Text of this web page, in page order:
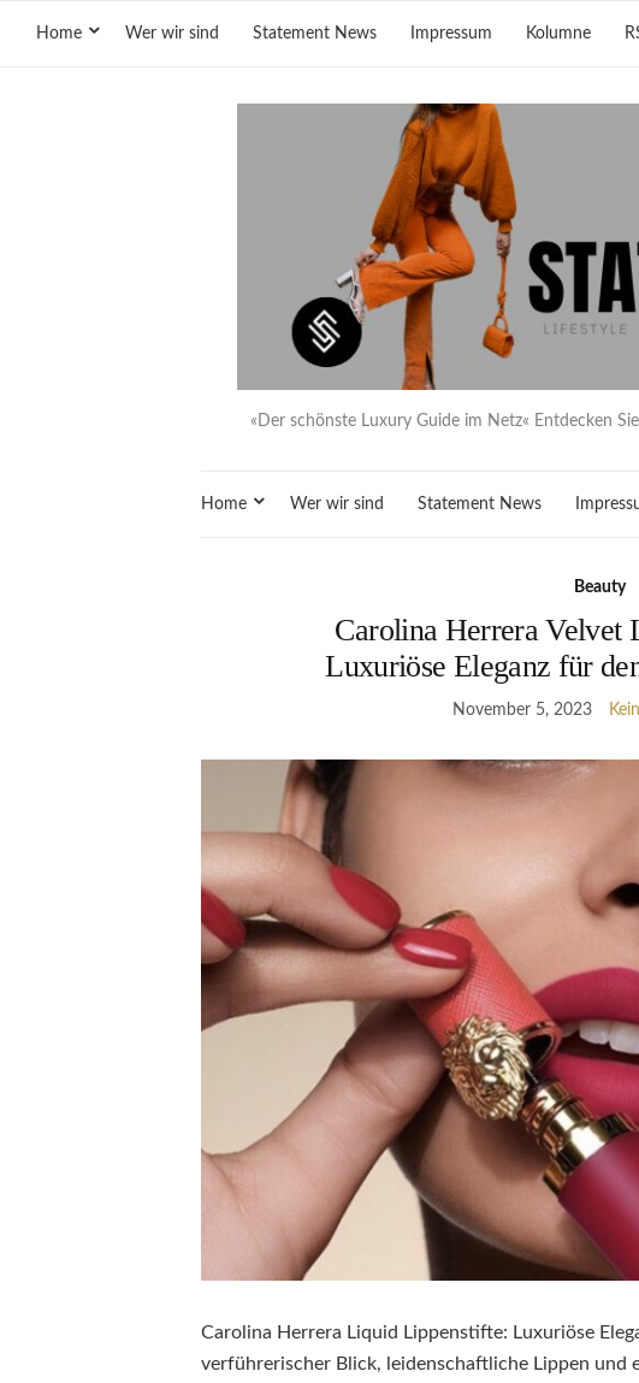
Home Wer wir sind Statement News Impressum Kolumne
«Der schönste Luxury Guide im Netz« Entdecken
Home Wer wir sind Statement News
Beauty
Carolina Herrera Velvet
Luxuriöse Eleganz für
November 5, 2023
Carolina Herrera Liquid Lippenstifte: Luxuriöse
verführerischer Blick, leidenschaftliche Lippen und